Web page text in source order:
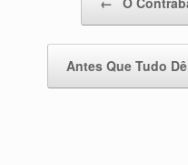
Antes Que Tudo